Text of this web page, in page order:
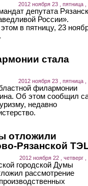
2012 ноября 23 , пятница ,
депутата
России».
в пятницу, 23
стала
2012 ноября 23 , пятница ,
филармонии
Об этом сообщил
недавно
отложили
Рязанской
2012 ноября 22 , четверг ,
городской Думы
рассмотрение